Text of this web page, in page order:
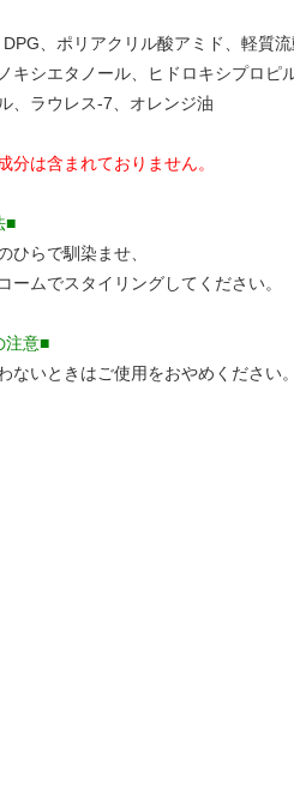
、ポリアクリル酸アミド、軽質
キシエタノール、ヒドロキシプロピ
、ラウレス-7、オレンジ油
分は含まれておりません。
■
ひらで馴染ませ、
ームでスタイリングしてください。
注意■
ないときはご使用をおやめください。